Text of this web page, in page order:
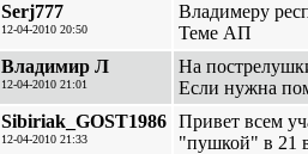
Serj777
12-04-2010 20:50
Владимеру
Теме АП
Владимир Л
12-04-2010 21:01
На
Если нужна
Sibiriak_GOST1986
12-04-2010 21:33
Привет всем
"пушкой" в 21